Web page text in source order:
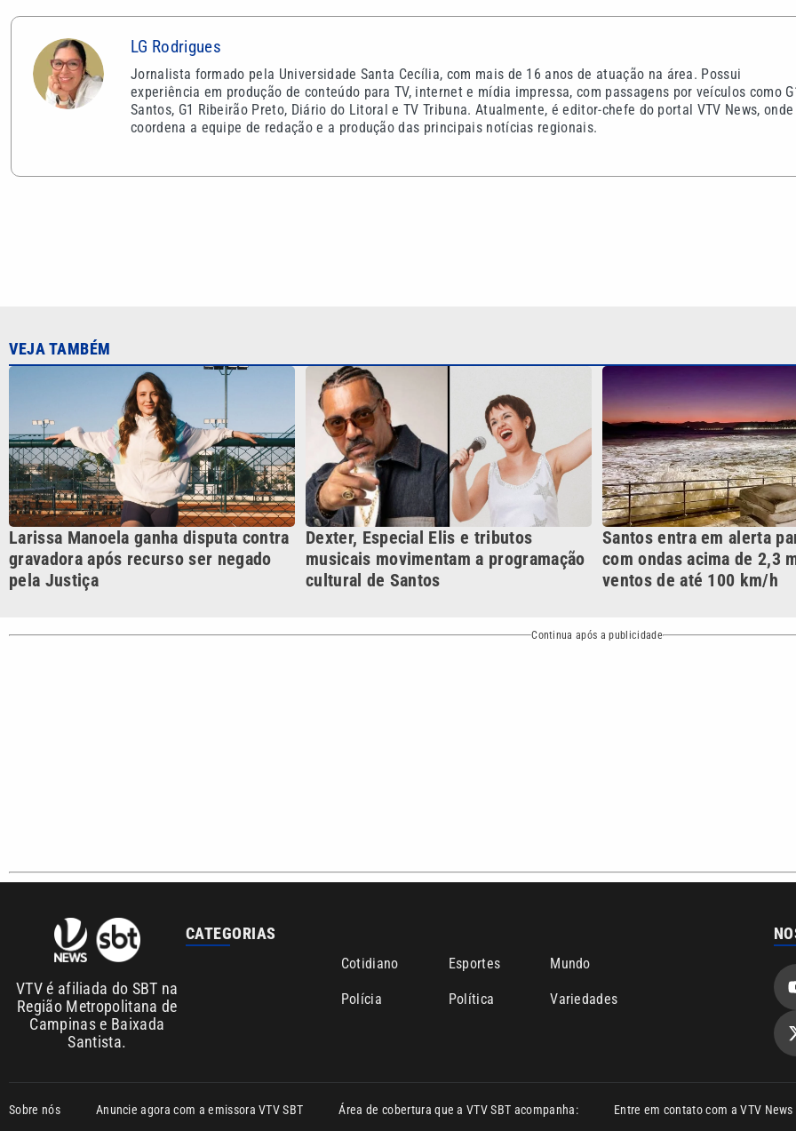
LG Rodrigues
Jornalista formado pela Universidade Santa Cecília, com mais de 16 anos de atuação na área. Possui
experiência em produção de conteúdo para TV, internet e mídia impressa, com passagens por veículos como
Santos, G1 Ribeirão Preto, Diário do Litoral e TV Tribuna. Atualmente, é editor-chefe do portal VTV News, onde
coordena a equipe de redação e a produção das principais notícias regionais.
VEJA TAMBÉM
Larissa Manoela ganha disputa contra
gravadora após recurso ser negado
pela Justiça
Dexter, Especial Elis e tributos
musicais movimentam a programação
cultural de Santos
Santos entra em alerta
com ondas acima de 2,3
ventos de até 100 km/h
Continua após a publicidade
Copyright © 2026. Todos os direitos reservados | Empresa de Comunicação PRM Ltda – CNPJ: 01.773.119.0001-60